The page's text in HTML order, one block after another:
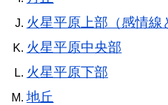
火星平原上部（感情線
火星平原中央部
火星平原下部
地丘